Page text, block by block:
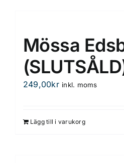
Mössa
249,00kr inkl. moms
Lägg till i varukorg